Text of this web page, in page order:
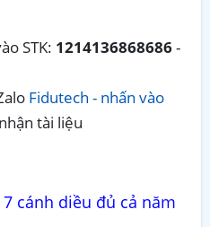
STK: 1214136868686-
Fidutech - nhấn vào
tài liệu
cánh diều đủ cả năm